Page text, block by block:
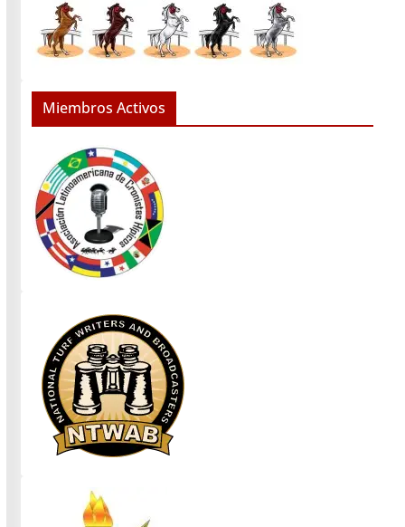
Miembros Activos